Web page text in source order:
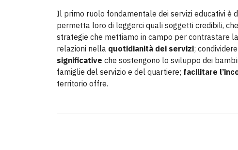
Il primo ruolo fondamentale dei servizi educativi è
permetta loro di leggerci quali soggetti credibili,
strategie che mettiamo in campo per contrastare
relazioni nella quotidianità dei servizi;
significative che sostengono lo sviluppo dei
famiglie del servizio e del quartiere; facilitare
territorio offre.